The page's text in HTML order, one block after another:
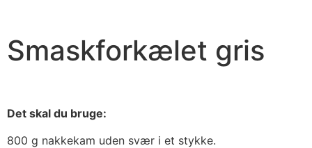
Smaskforkælet gris
Det skal du bruge:
800 g nakkekam uden svær i et stykke.